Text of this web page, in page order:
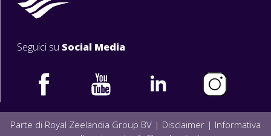
Seguici su Social Media
Parte di Royal Zeelandia Group BV | Disclaimer | Informativa